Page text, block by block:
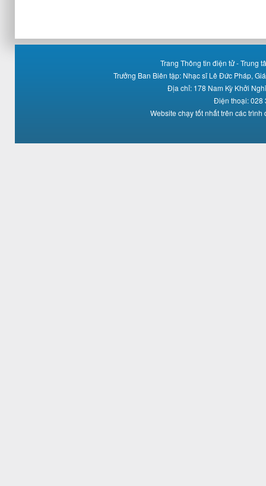
Trang Thông tin điện tử - Trung
Trưởng Ban Biên tập: Nhạc sĩ Lê Đức Pháp,
Địa chỉ: 178 Nam Kỳ Khởi
Điện thoại: 028
Website chạy tốt nhất trên các